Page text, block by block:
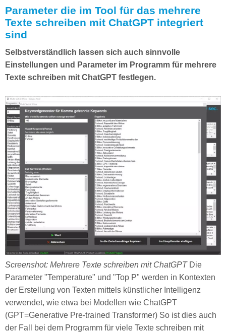
Parameter die im Tool für das mehrere
Texte schreiben mit ChatGPT integriert
sind
Selbstverständlich lassen sich auch sinnvolle
Einstellungen und Parameter im Programm für mehrere
Texte schreiben mit ChatGPT festlegen.
Screenshot: Mehrere Texte schreiben mit ChatGPTDie
Parameter "Temperature" und "Top P" werden in Kontexten
der Erstellung von Texten mittels künstlicher Intelligenz
verwendet, wie etwa bei Modellen wie ChatGPT
(GPT=Generative Pre-trained Transformer) So ist dies auch
der Fall bei dem Programm für viele Texte schreiben mit